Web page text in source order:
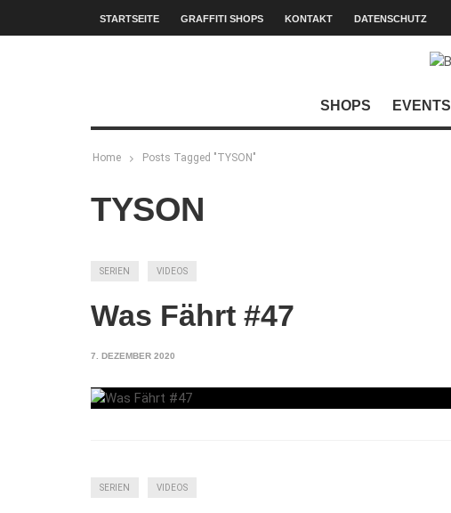
STARTSEITE GRAFFITI SHOPS KONTAKT DATENSCHUTZ
SHOPS EVENTS
Home Posts Tagged "TYSON"
TYSON
SERIEN VIDEOS
Was Fährt #47
7. DEZEMBER 2020
SERIEN VIDEOS